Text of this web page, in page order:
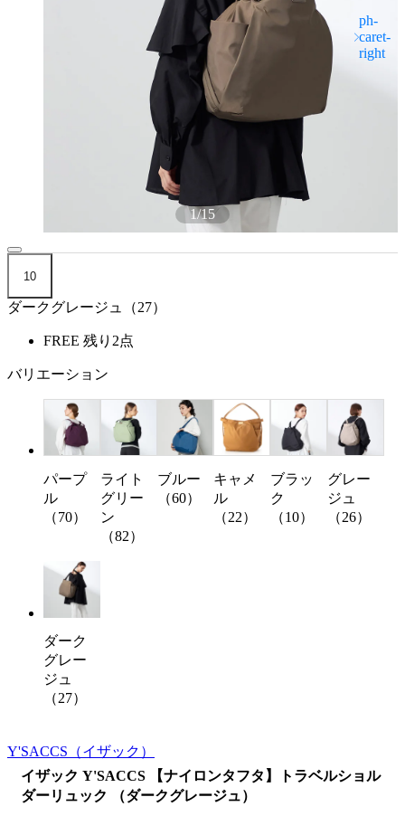
1/15
10
ダークグレージュ（27）
FREE 残り2点
バリエーション
パープ
ル
（70）
ライト
グリー
ン
（82）
ブルー
（60）
キャメ
ル
（22）
ブラッ
ク
（10）
グレー
ジュ
（26）
ダーク
グレー
ジュ
（27）
Y'SACCS （イザック）
イザック Y'SACCS 【ナイロンタフタ】トラベルショル
ダーリュック （ダークグレージュ）